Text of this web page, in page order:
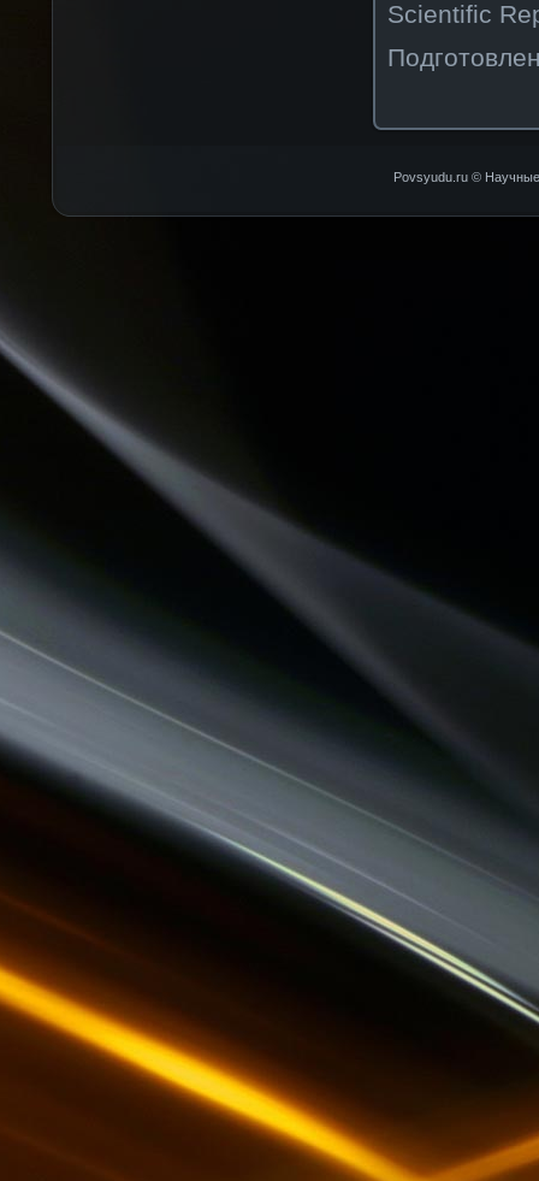
Scientific
Povsyudu.ru © Научные